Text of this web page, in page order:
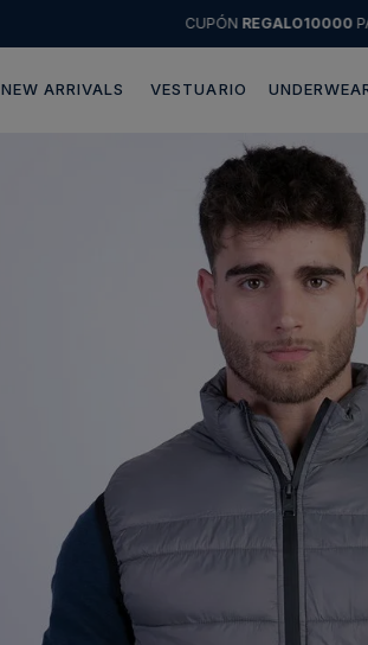
CUPÓN REGALO10000
NEW ARRIVALS VESTUARIO